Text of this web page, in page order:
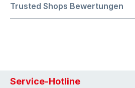
Trusted Shops Bewertungen
Service-Hotline